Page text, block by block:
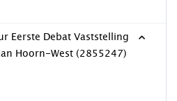
Eerste Debat Vaststelling
Hoorn-West (2855247)